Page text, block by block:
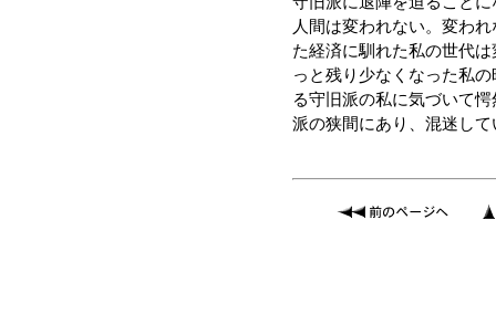
人間は変われない。変わ
た経済に馴れた私の世代
っと残り少なくなった私
る守旧派の私に気づいて
派の狭間にあり、混迷して